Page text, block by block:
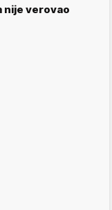
nije verovao